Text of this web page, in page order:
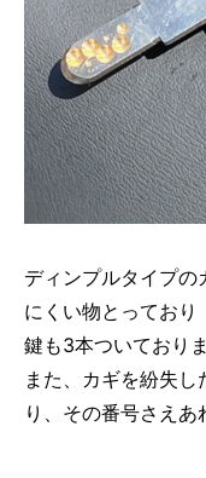
ディンプルタイプ
にくい物とっており
鍵も3本ついており
また、カギを紛失
り、その番号さえあ